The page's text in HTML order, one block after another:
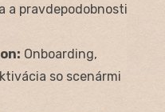
a pravdepodobnosti
Onboarding,
so scenármi